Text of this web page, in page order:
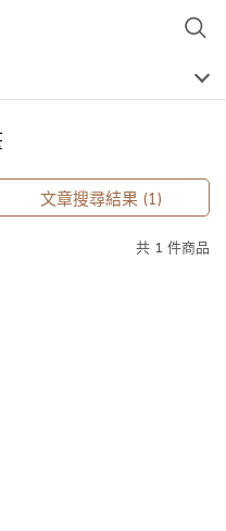
文章搜尋結果 (1)
共 1 件商品